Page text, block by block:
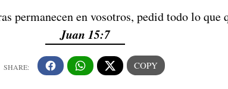
permanecen en vosotros, pedid todo lo que
Juan 15:7